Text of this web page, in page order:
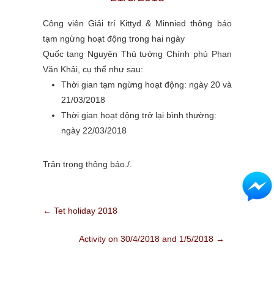
Công viên Giải trí Kittyd & Minnied thông báo
tạm ngừng hoạt động trong hai ngày
Quốc tang Nguyên Thủ tướng Chính phủ Phan
Văn Khải, cụ thể như sau:
Thời gian tạm ngừng hoạt động: ngày 20 và
21/03/2018
Thời gian hoạt động trở lại bình thường:
ngày 22/03/2018
Trân trọng thông báo./.
← Tet holiday 2018
Activity on 30/4/2018 and 1/5/2018 →